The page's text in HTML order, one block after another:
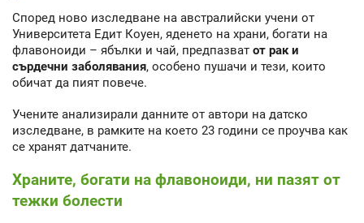
Според ново изследване на австралийски учени от
Университета Едит Коуен, яденето на храни, богати на
флавоноиди – ябълки и чай, предпазват от рак и
сърдечни заболявания, особено пушачи и тези, които
обичат да пият повече.
Учените анализирали данните от автори на датско
изследване, в рамките на което 23 години се проучва как
се хранят датчаните.
Храните, богати на флавоноиди, ни пазят от
тежки болести